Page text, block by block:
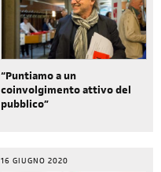
“Puntiamo a un
coinvolgimento attivo del
pubblico”
16 GIUGNO 2020